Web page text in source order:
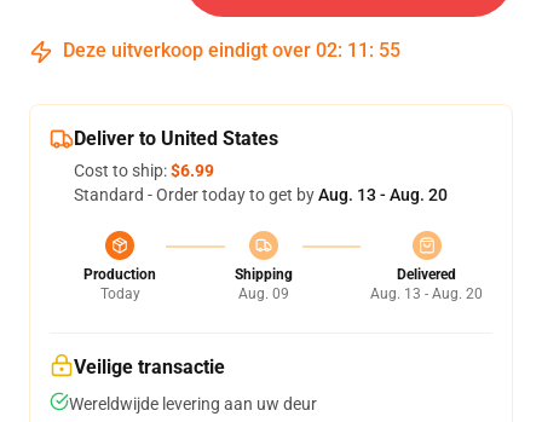
Deze uitverkoop eindigt over 02: 11 : 55
Deliver to United States
Cost to ship:$6.99
Standard - Order today to get byAug. 13 - Aug. 20
Production
Today
Shipping
Aug. 09
Delivered
Aug. 13 - Aug. 20
Veilige transactie
Wereldwijde levering aan uw deur